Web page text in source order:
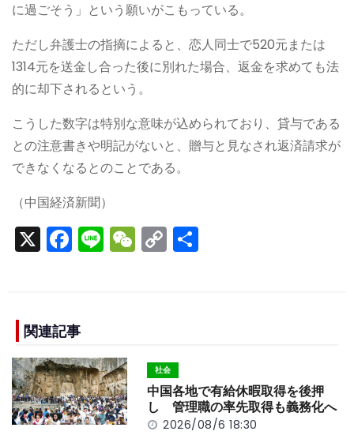
に過ごそう」という願いがこもっている。
ただし弁護士の指摘によると、恋人同士で520元または
1314元を送金し合った後に別れた場合、返金を求めても法
的に却下されるという。
こうした数字は特別な意味が込められており、貸与である
との注意書きや明記がないと、贈与と見なされ返済請求が
できなくなるとのことである。
（中国経済新聞）
X F
e
b
o
o
k
Li W C
n
k
関連記事
社会
中国各地で有給休暇取得を後押
し 管理職の率先取得も義務化へ
2026/08/6 18:30